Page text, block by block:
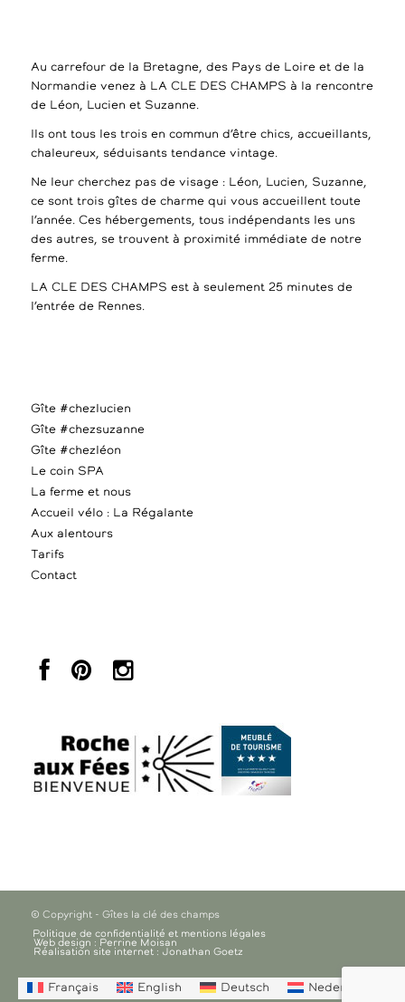
Au carrefour de la Bretagne, des Pays de Loire et de la
Normandie venez à LA CLE DES CHAMPS à la rencontre
de Léon, Lucien et Suzanne.
Ils ont tous les trois en commun d’être chics, accueillants,
chaleureux, séduisants tendance vintage.
Ne leur cherchez pas de visage : Léon, Lucien, Suzanne,
ce sont trois gîtes de charme qui vous accueillent toute
l’année. Ces hébergements, tous indépendants les uns
des autres, se trouvent à proximité immédiate de notre
ferme.
LA CLE DES CHAMPS est à seulement 25 minutes de
l’entrée de Rennes.
Gîte #chezlucien
Gîte #chezsuzanne
Gîte #chezléon
Le coin SPA
La ferme et nous
Accueil vélo : La Régalante
Aux alentours
Tarifs
Contact
© Copyright - Gîtes la clé des champs
Politique de confidentialité et mentions légales
Web design : Perrine Moisan
Réalisation site internet : Jonathan Goetz
Français English Deutsch Nederlands